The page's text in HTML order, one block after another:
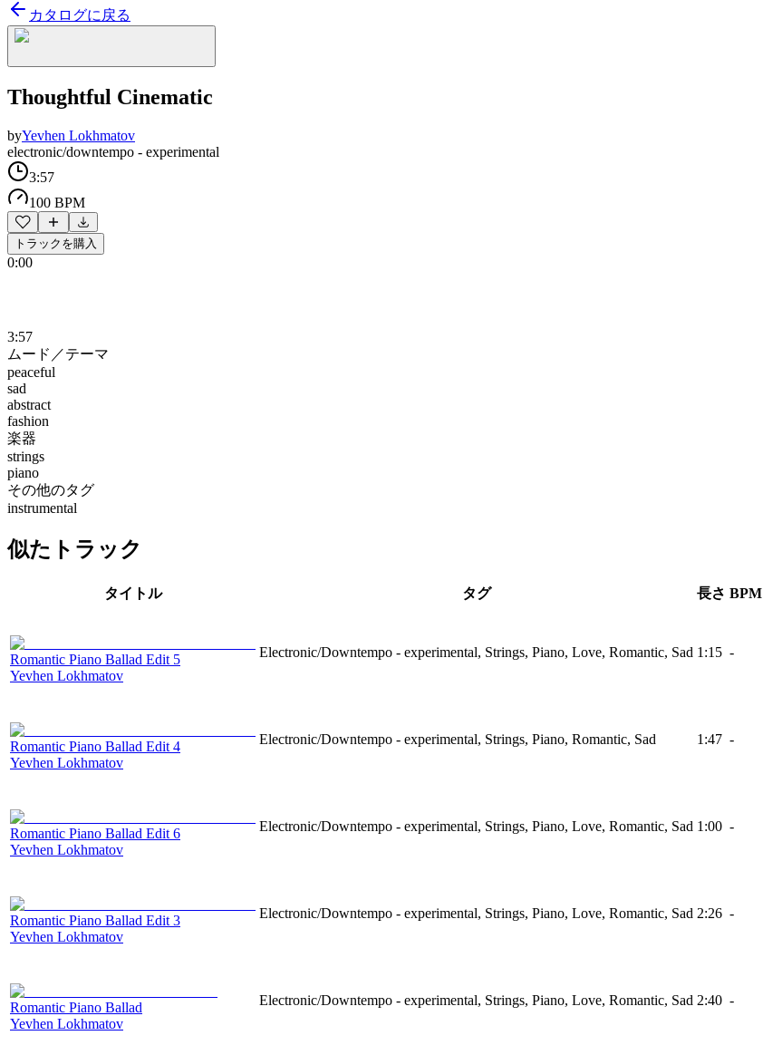
カタログに戻る
Thoughtful Cinematic
byYevhen Lokhmatov
electronic/downtempo - experimental
3:57
100 BPM
トラックを購入
0:00
3:57
ムード／テーマ
peaceful
sad
abstract
fashion
楽器
strings
piano
その他のタグ
instrumental
似たトラック
タイトル タグ 長さ BPM
Romantic Piano Ballad Edit 5
Yevhen Lokhmatov
Electronic/Downtempo - experimental, Strings, Piano, Love, Romantic, Sad 1:15 -
Romantic Piano Ballad Edit 4
Yevhen Lokhmatov
Electronic/Downtempo - experimental, Strings, Piano, Romantic, Sad 1:47 -
Romantic Piano Ballad Edit 6
Yevhen Lokhmatov
Electronic/Downtempo - experimental, Strings, Piano, Love, Romantic, Sad 1:00 -
Romantic Piano Ballad Edit 3
Yevhen Lokhmatov
Electronic/Downtempo - experimental, Strings, Piano, Love, Romantic, Sad 2:26 -
Romantic Piano Ballad
Yevhen Lokhmatov
Electronic/Downtempo - experimental, Strings, Piano, Love, Romantic, Sad 2:40 -